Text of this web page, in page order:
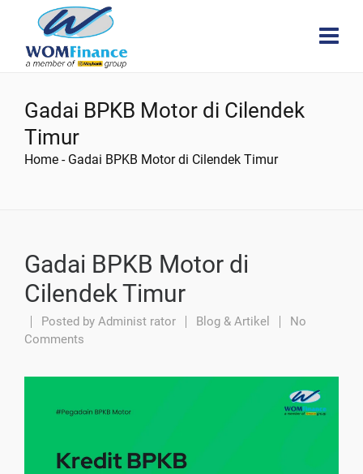
Gadai BPKB Motor di Cilendek
Timur
Home - Gadai BPKB Motor di Cilendek Timur
Gadai BPKB Motor di
Cilendek Timur
Posted by Administ rator Blog & Artikel
No
Comments